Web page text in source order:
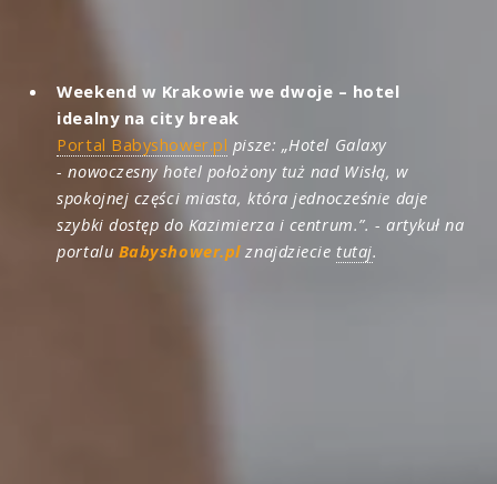
Weekend w Krakowie we dwoje – hotel
idealny na city break
Portal Babyshower.pl pisze: „Hotel Galaxy
- nowoczesny hotel położony tuż nad Wisłą, w
spokojnej części miasta, która jednocześnie daje
szybki dostęp do Kazimierza i centrum.”. - artykuł na
portalu Babyshower.plznajdziecie tutaj.